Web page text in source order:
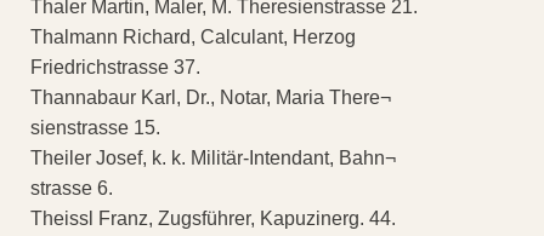
Thaler Martin, Maler, M. Theresienstrasse 21.
Thalmann Richard, Calculant, Herzog
Friedrichstrasse 37.
Thannabaur Karl, Dr., Notar, Maria There¬
sienstrasse 15.
Theiler Josef, k. k. Militär-Intendant, Bahn¬
strasse 6.
Theissl Franz, Zugsführer, Kapuzinerg. 44.